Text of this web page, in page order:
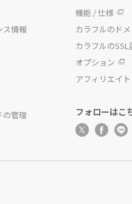
ス情報
の管理
機能 / 仕様
カラフルのド
カラフルのSSL
オプション
アフィリエイ
フォローはこ